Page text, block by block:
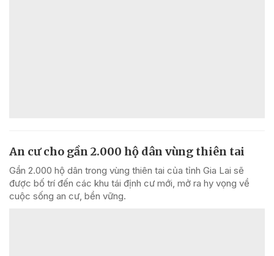
An cư cho gần 2.000 hộ dân vùng thiên tai
Gần 2.000 hộ dân trong vùng thiên tai của tỉnh Gia Lai sẽ
được bố trí đến các khu tái định cư mới, mở ra hy vọng về
cuộc sống an cư, bền vững.